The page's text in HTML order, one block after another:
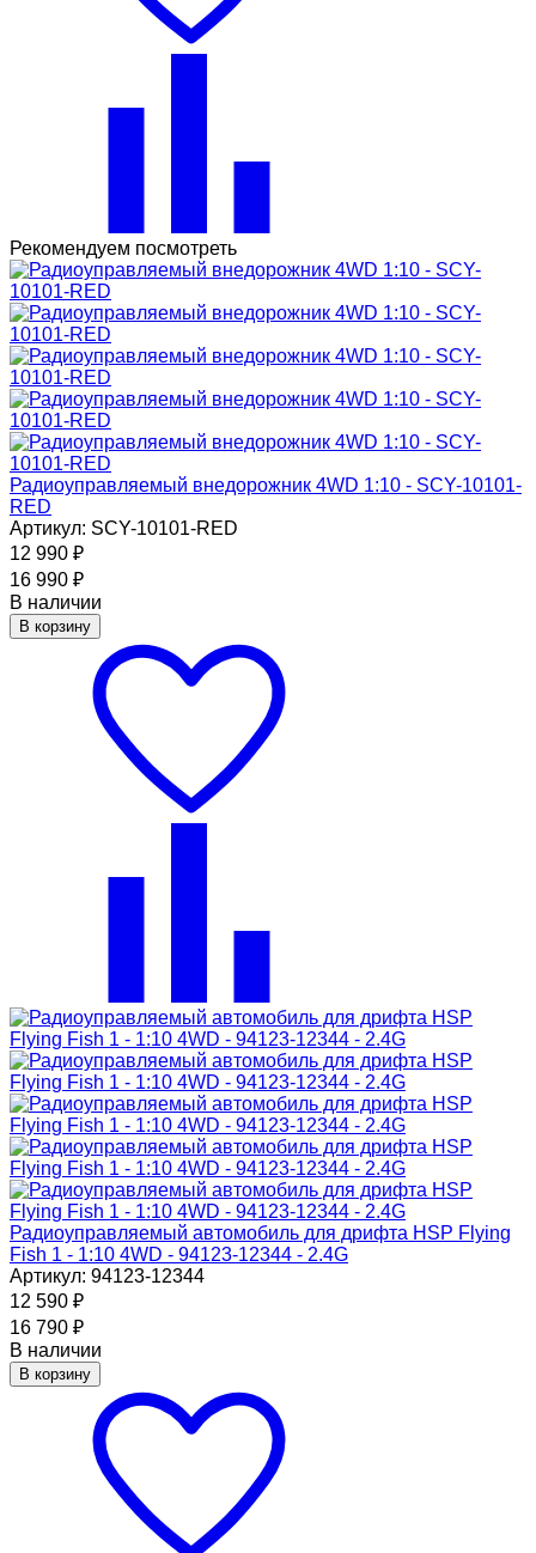
Рекомендуем посмотреть
Радиоуправляемый внедорожник 4WD 1:10 - SCY-10101-
RED
Артикул: SCY-10101-RED
12 990 ₽
16 990 ₽
В наличии
В корзину
Радиоуправляемый автомобиль для дрифта HSP Flying
Fish 1 - 1:10 4WD - 94123-12344 - 2.4G
Артикул: 94123-12344
12 590 ₽
16 790 ₽
В наличии
В корзину